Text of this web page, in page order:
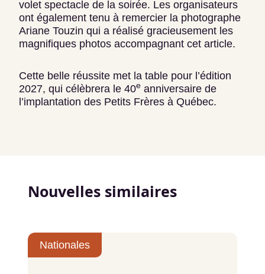
volet spectacle de la soirée. Les organisateurs
ont également tenu à remercier la photographe
Ariane Touzin qui a réalisé gracieusement les
magnifiques photos accompagnant cet article.
Cette belle réussite met la table pour l’édition
2027, qui célèbrera le 40e anniversaire de
l’implantation des Petits Frères à Québec.
Nouvelles similaires
Nationales